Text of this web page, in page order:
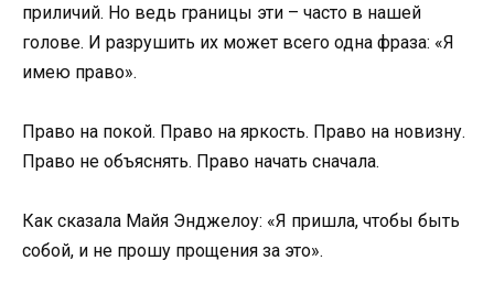
приличий. Но ведь границы эти – часто в нашей
голове. И разрушить их может всего одна фраза: «Я
имею право».
Право на покой. Право на яркость. Право на новизну.
Право не объяснять. Право начать сначала.
Как сказала Майя Энджелоу: «Я пришла, чтобы быть
собой, и не прошу прощения за это».